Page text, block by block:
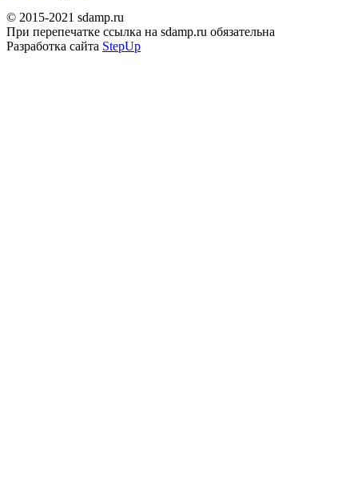
© 2015-2021 sdamp.ru
При перепечатке ссылка на sdamp.ru обязательна
Разработка сайта StepUp